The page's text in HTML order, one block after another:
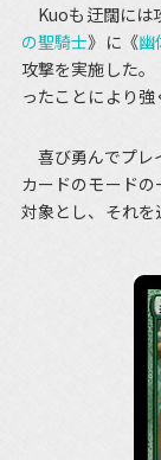
Kuoも迂闊には
の聖騎士》に《幽
攻撃を実施した。
ったことにより強
喜び勇んでプレ
カードのモード
対象とし、それを